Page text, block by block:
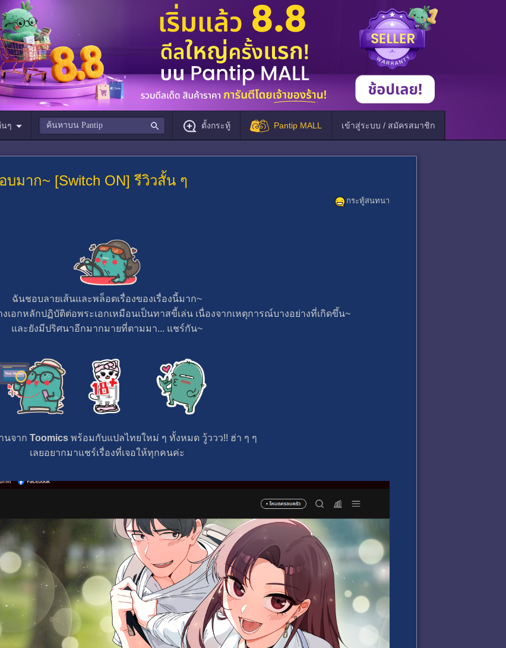
ๆ ตั้งกระทู้ Pantip MALL เข้าสู่ระบบ / สมัครสมาชิก
มาก~ [Switch ON] รีวิวสั้น ๆ
กระทู้สนทนา
ฉันชอบลายเส้นและพล็อตเรื่องของเรื่องนี้มาก~
งเอกหลักปฏิบัติต่อพระเอกเหมือนเป็นทาสขี้เล่น เนื่องจากเหตุการณ์บางอย่างที่เกิดขึ้น~
และยังมีปริศนาอีกมากมายที่ตามมา... แชร์กัน~
นจาก Toomics พร้อมกับแปลไทยใหม่ ๆ ทั้งหมด วู้ววว!! ฮ่า ๆ ๆ
เลยอยากมาแชร์เรื่องที่เจอให้ทุกคนค่ะ